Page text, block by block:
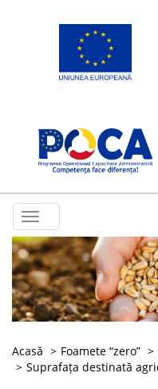
Toggle
navigation
Acasă Foamete “zero”
Suprafața destinată